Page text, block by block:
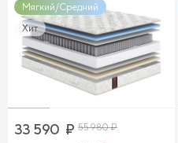
Мягкий/Средний
Хит
33 590 ₽ 55 980₽